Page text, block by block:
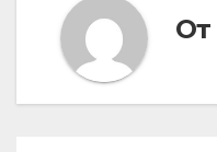
От